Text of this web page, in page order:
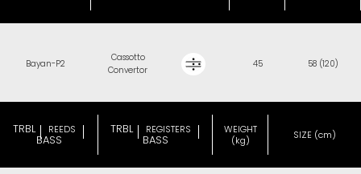
Bayan-P2
Cassotto
Convertor
45 58 (120)
TRBL REEDS
BASS
TRBL REGISTERS
BASS
WEIGHT
(kg)
SIZE (cm)